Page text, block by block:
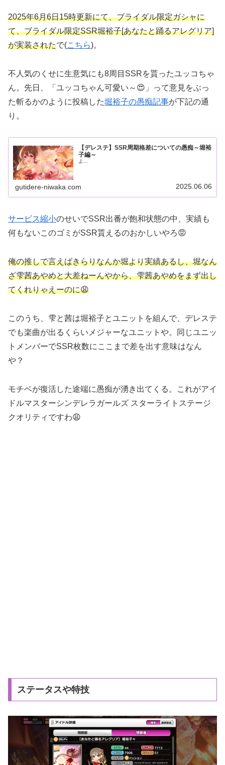
2025年6月6日15時更新にて、ブライダル限定ガシャに
て、ブライダル限定SSR堀裕子[あなたと踊るアレグリア]
が実装されたで(こちら)。
不人気のくせに生意気にも8周目SSRを貰ったユッコちゃ
ん。先日、「ユッコちゃん可愛い～😍」って意見をぶっ
た斬るかのように投稿した堀裕子の愚痴記事が下記の通
り。
【デレステ】SSR周期格差についての愚痴～堀裕
子編～
よ...
gutidere-niwaka.com 2025.06.06
サービス縮小のせいでSSR出番が飽和状態の中、実績も
何もないこのゴミがSSR貰えるのおかしいやろ😡
俺の推しで言えばきらりなんか堀より実績あるし、堀なん
ざ雫茜あやめと大差ねーんやから、雫茜あやめをまず出し
てくれりゃえーのに😩
このうち、雫と茜は堀裕子とユニットを組んで、デレステ
でも楽曲が出るくらいメジャーなユニットや。同じユニッ
トメンバーでSSR枚数にここまで差を出す意味はなん
や？
モチベが復活した途端に愚痴が湧き出てくる。これがアイ
ドルマスターシンデレラガールズ スターライトステージ
クオリティですわ😩
ステータスや特技